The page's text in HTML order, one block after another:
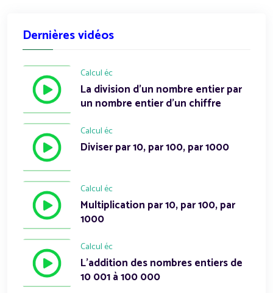
Dernières vidéos
Calcul éc
La division d'un nombre entier par
un nombre entier d'un chiffre
Calcul éc
Diviser par 10, par 100, par 1000
Calcul éc
Multiplication par 10, par 100, par
1000
Calcul éc
L'addition des nombres entiers de
10 001 à 100 000